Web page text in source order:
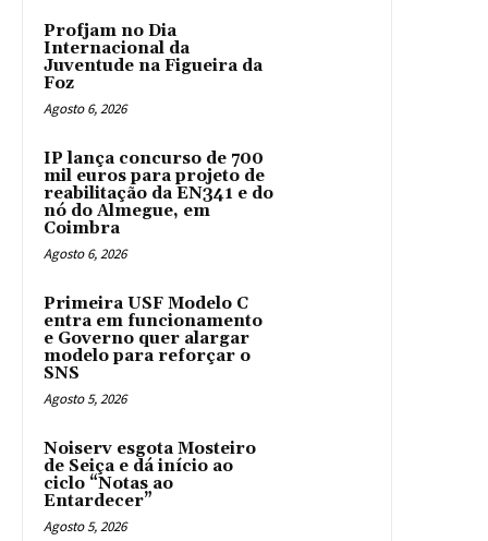
Profjam no Dia
Internacional da
Juventude na Figueira da
Foz
Agosto 6, 2026
IP lança concurso de 700
mil euros para projeto de
reabilitação da EN341 e do
nó do Almegue, em
Coimbra
Agosto 6, 2026
Primeira USF Modelo C
entra em funcionamento
e Governo quer alargar
modelo para reforçar o
SNS
Agosto 5, 2026
Noiserv esgota Mosteiro
de Seiça e dá início ao
ciclo “Notas ao
Entardecer”
Agosto 5, 2026